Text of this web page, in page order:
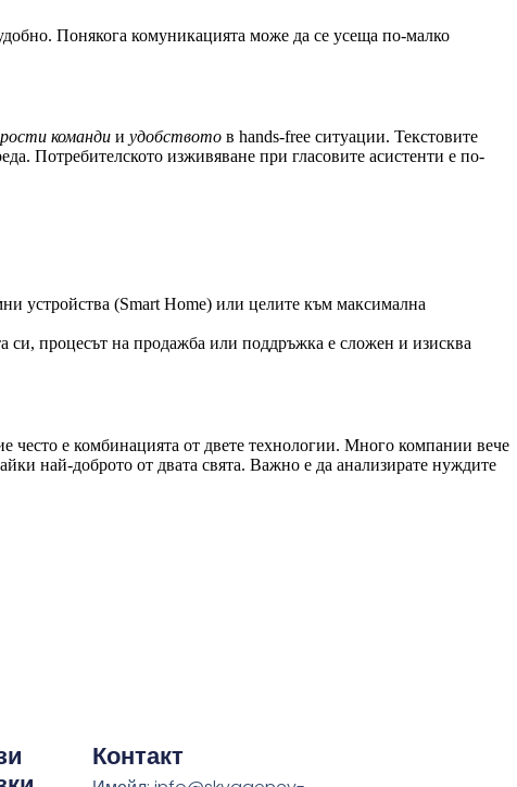
Понякога комуникацията може да се усеща по-малко
команди и удобството в hands-free ситуации. Текстовите
Потребителското изживяване при гласовите асистенти е по-
устройства (Smart Home) или целите към максимална
си, процесът на продажба или поддръжка е сложен и изисква
често е комбинацията от двете технологии. Много компании вече
най-доброто от двата свята. Важно е да анализирате нуждите
Контакт